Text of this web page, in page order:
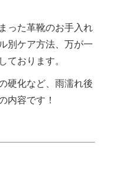
った革靴のお手入れ
別ケア方法、万が一
ております。
硬化など、雨濡れ後
内容です！